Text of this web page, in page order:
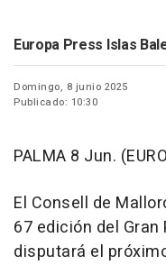
Europa Press Islas
Domingo, 8 junio 2025
Publicado: 10:30
PALMA 8 Jun.
El Consell de
67 edición del
disputará el